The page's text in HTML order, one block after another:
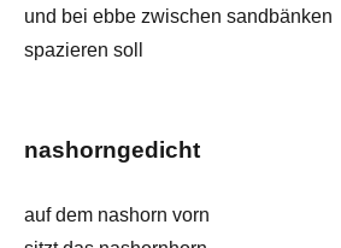
und bei ebbe zwischen sandbänken
spazieren soll
nashorngedicht
auf dem nashorn vorn